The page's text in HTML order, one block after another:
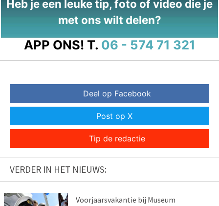
Heb je een leuke tip, foto of video die je
met ons wilt delen?
APP ONS! T. 06 - 574 71 321
Deel op Facebook
Post op X
Tip de redactie
VERDER IN HET NIEUWS:
Voorjaarsvakantie bij Museum